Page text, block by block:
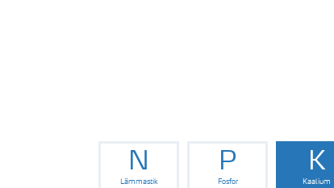
N
Lämmastik
P
Fosfor
K
Kaalium